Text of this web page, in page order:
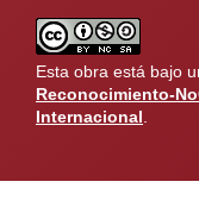
Esta obra está bajo
Reconocimiento-
Internacional